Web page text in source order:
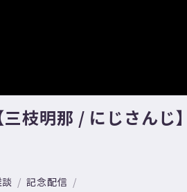
三枝明那 / にじさんじ
記念配信